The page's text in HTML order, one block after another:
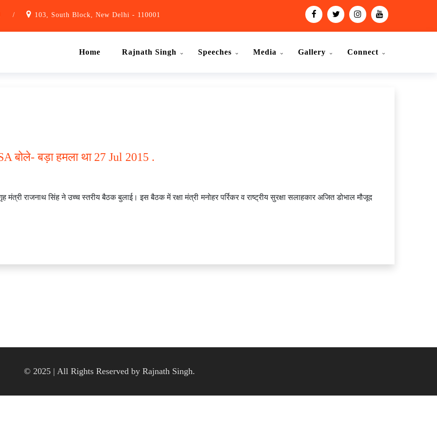
/ 103, South Block, New Delhi - 110001
Home Rajnath Singh Speeches Media Gallery Connect
बोले- बड़ा हमला था 27 Jul 2015 .
राजनाथ सिंह ने उच्च स्तरीय बैठक बुलाई। इस बैठक में रक्षा मंत्री मनोहर पर्रिकर व राष्ट्रीय सुरक्षा सलाहकार अजित डोभाल मौजूद
© 2025 | All Rights Reserved by Rajnath Singh.